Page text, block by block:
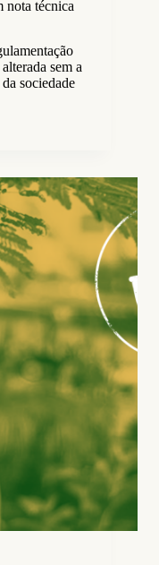
nota técnica
sem a
sociedade